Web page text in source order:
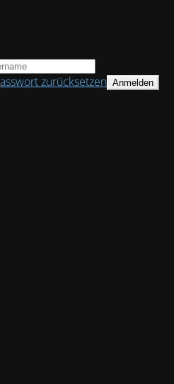
zurücksetzen